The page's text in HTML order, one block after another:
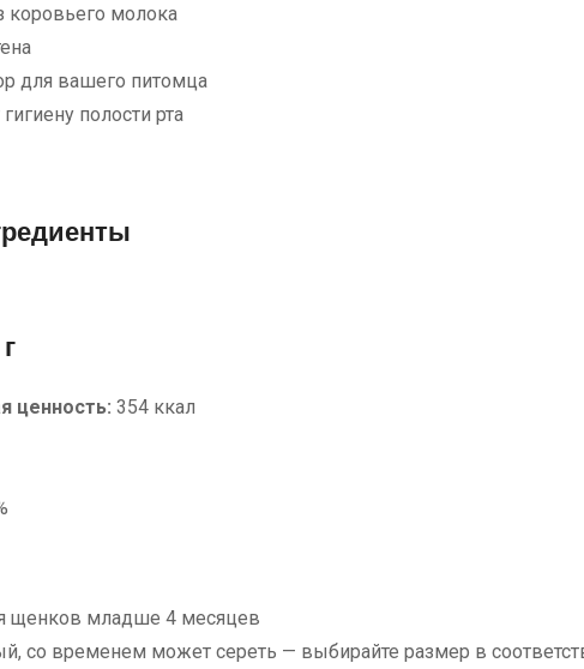
коровьего молока
для вашего питомца
полости рта
ценность: 354 ккал
щенков младше 4 месяцев
со временем может сереть — выбирайте размер в